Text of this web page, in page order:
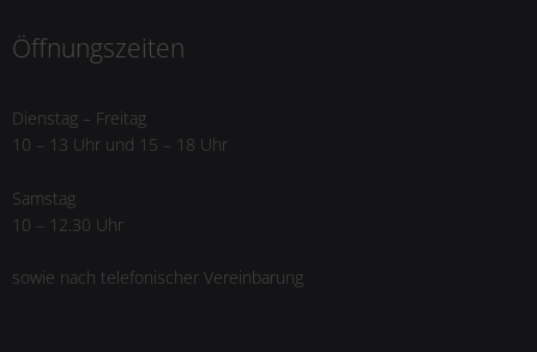
Öffnungszeiten
Dienstag – Freitag
10 – 13 Uhr und 15 – 18 Uhr
Samstag
10 – 12.30 Uhr
sowie nach telefonischer Vereinbarung